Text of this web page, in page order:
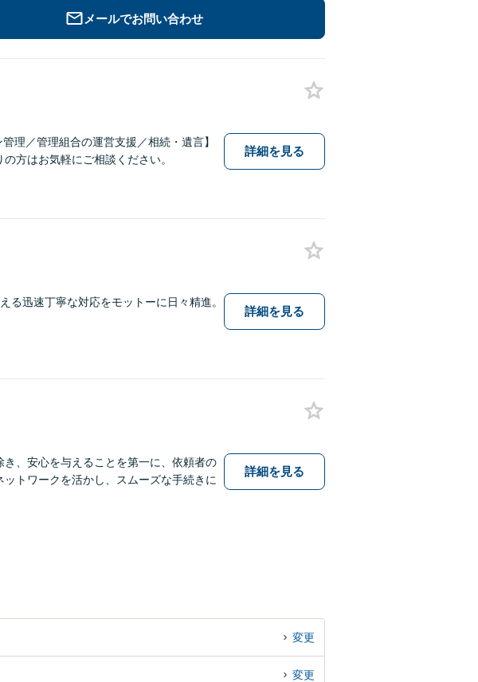
メールでお問い合わせ
理／管理組合の運営支援／相続・遺言】
方はお気軽にご相談ください。
詳細を見る
る迅速丁寧な対応をモットーに日々精進。
詳細を見る
き、安心を与えることを第一に、依頼者の
トワークを活かし、スムーズな手続きに
詳細を見る
変更
変更